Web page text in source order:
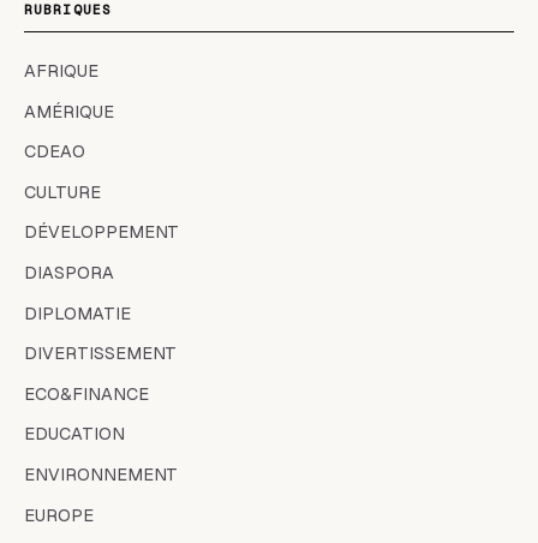
RUBRIQUES
AFRIQUE
AMÉRIQUE
CDEAO
CULTURE
DÉVELOPPEMENT
DIASPORA
DIPLOMATIE
DIVERTISSEMENT
ECO&FINANCE
EDUCATION
ENVIRONNEMENT
EUROPE